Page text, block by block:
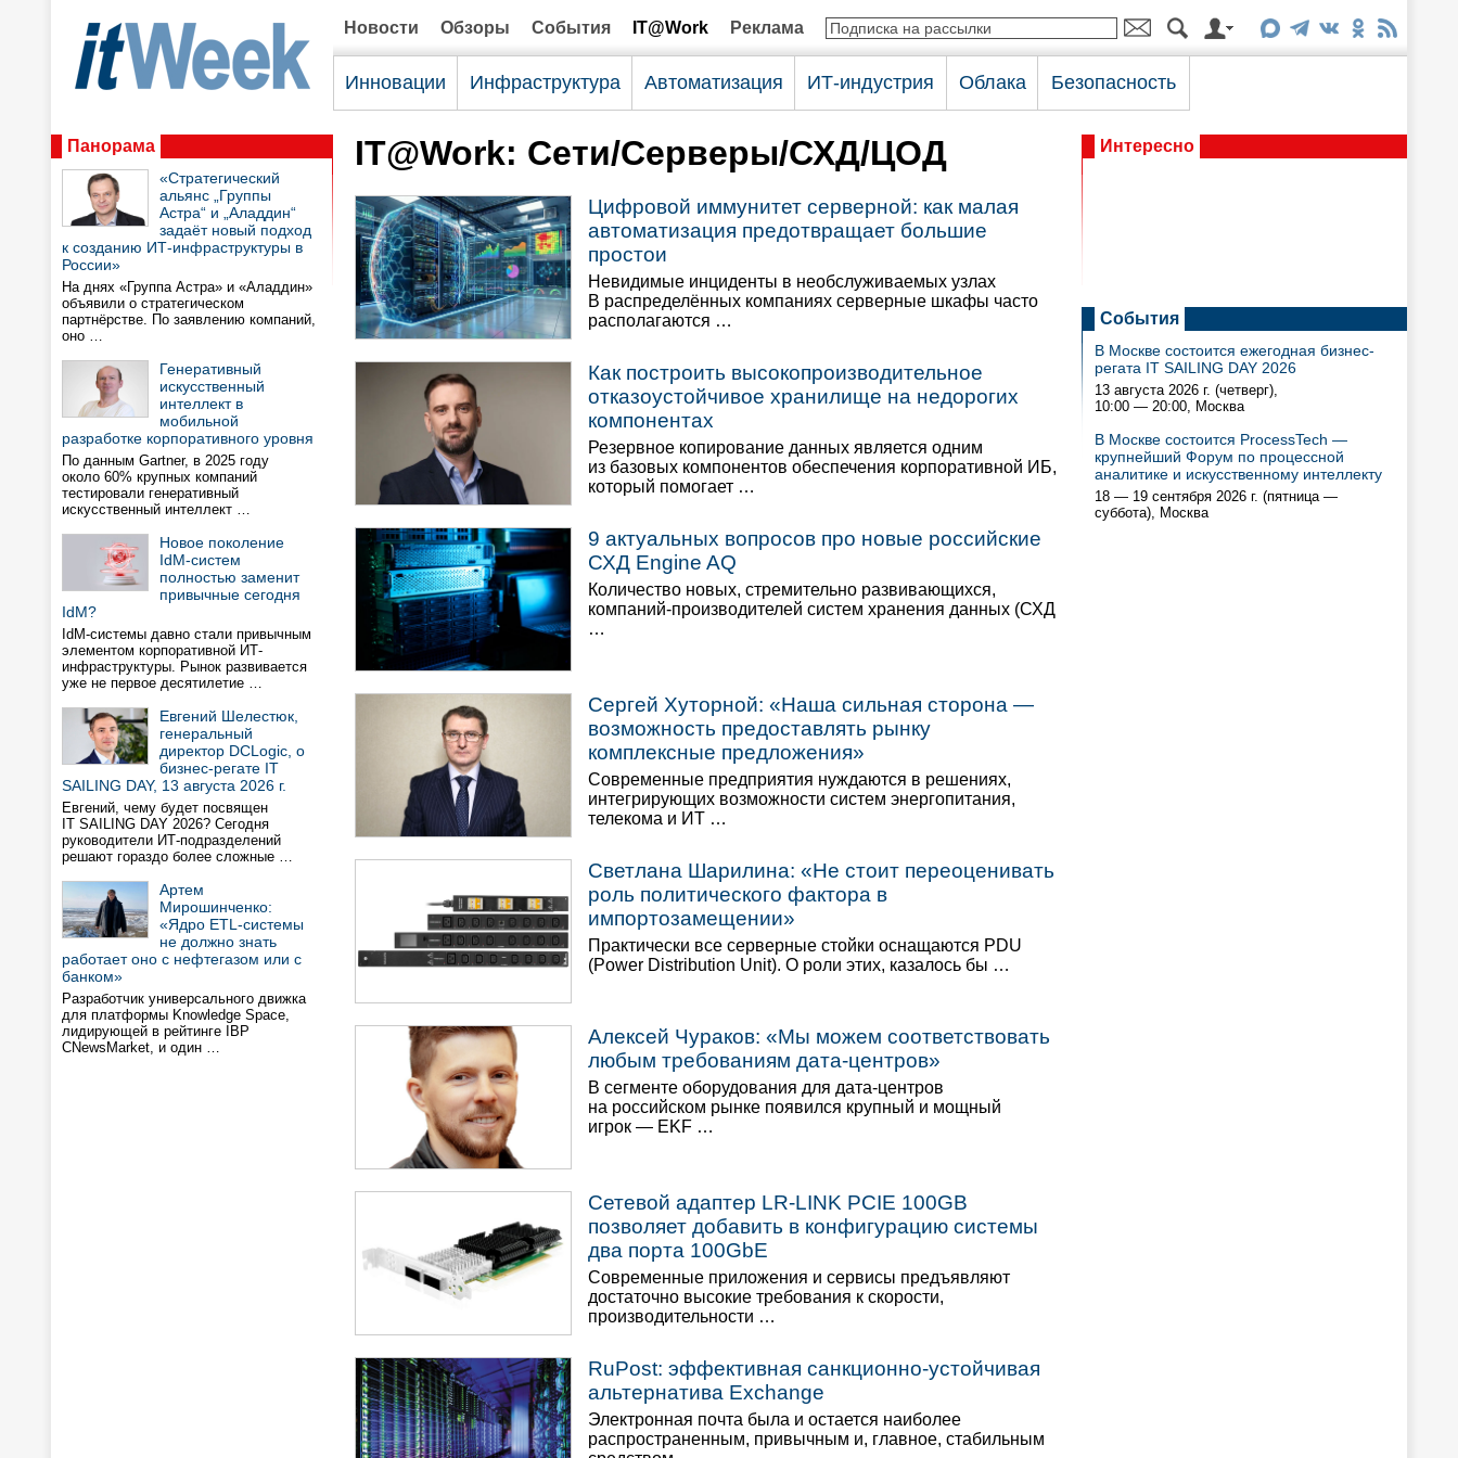
Новости Обзоры События IT@Work Реклама
Инновации Инфраструктура Автоматизация ИТ-индустрия Облака Безопасность
Панорама
«Стратегический
альянс „Группы
Астра“ и „Аладдин“
задаёт новый подход
к созданию ИТ-инфраструктуры в
России»
На днях «Группа Астра» и «Аладдин»
объявили о стратегическом
партнёрстве. По заявлению компаний,
оно …
Генеративный
искусственный
интеллект в
мобильной
разработке корпоративного уровня
По данным Gartner, в 2025 году
около 60% крупных компаний
тестировали генеративный
искусственный интеллект …
Новое поколение
IdM-систем
полностью заменит
привычные сегодня
IdM?
IdM-системы давно стали привычным
элементом корпоративной ИТ-
инфраструктуры. Рынок развивается
уже не первое десятилетие …
Евгений Шелестюк,
генеральный
директор DCLogic, о
бизнес-регате IT
SAILING DAY, 13 августа 2026 г.
Евгений, чему будет посвящен
IT SAILING DAY 2026? Сегодня
руководители ИТ-подразделений
решают гораздо более сложные …
Артем
Мирошинченко:
«Ядро ETL-системы
не должно знать
работает оно с нефтегазом или с
банком»
Разработчик универсального движка
для платформы Knowledge Space,
лидирующей в рейтинге IBP
CNewsMarket, и один …
IT@Work: Сети/Серверы/СХД/ЦОД
Цифровой иммунитет серверной: как малая
автоматизация предотвращает большие
простои
Невидимые инциденты в необслуживаемых узлах
В распределённых компаниях серверные шкафы часто
располагаются …
Как построить высокопроизводительное
отказоустойчивое хранилище на недорогих
компонентах
Резервное копирование данных является одним
из базовых компонентов обеспечения корпоративной ИБ,
который помогает …
9 актуальных вопросов про новые российские
СХД Engine AQ
Количество новых, стремительно развивающихся,
компаний-производителей систем хранения данных (СХД
…
Сергей Хуторной: «Наша сильная сторона —
возможность предоставлять рынку
комплексные предложения»
Современные предприятия нуждаются в решениях,
интегрирующих возможности систем энергопитания,
телекома и ИТ …
Светлана Шарилина: «Не стоит переоценивать
роль политического фактора в
импортозамещении»
Практически все серверные стойки оснащаются PDU
(Power Distribution Unit). О роли этих, казалось бы …
Алексей Чураков: «Мы можем соответствовать
любым требованиям дата-центров»
В сегменте оборудования для дата-центров
на российском рынке появился крупный и мощный
игрок — EKF …
Сетевой адаптер LR-LINK PCIE 100GB
позволяет добавить в конфигурацию системы
два порта 100GbE
Современные приложения и сервисы предъявляют
достаточно высокие требования к скорости,
производительности …
RuPost: эффективная санкционно-устойчивая
альтернатива Exchange
Электронная почта была и остается наиболее
распространенным, привычным и, главное, стабильным
Интересно
События
В Москве состоится ежегодная бизнес-
регата IT SAILING DAY 2026
13 августа 2026 г. (четверг),
10:00 — 20:00, Москва
В Москве состоится ProcessTech —
крупнейший Форум по процессной
аналитике и искусственному интеллекту
18 — 19 сентября 2026 г. (пятница —
суббота), Москва